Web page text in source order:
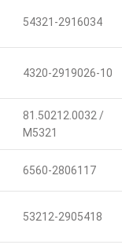
54321-2916034
4320-2919026-10
81.50212.0032 /
M5321
6560-2806117
53212-2905418